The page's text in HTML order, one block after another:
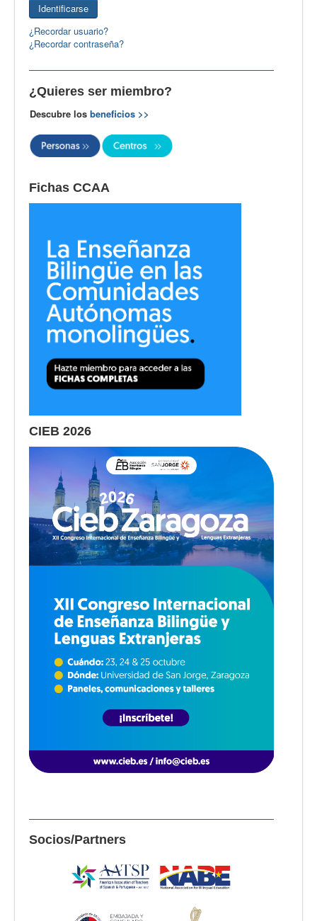
Recursos
Observatorio EB
CIEB
Contacto
Identificarse
¿Recordar usuario?
¿Recordar contraseña?
¿Quieres ser miembro?
Descubre los beneficios >>
Fichas CCAA
CIEB 2026
Socios/Partners